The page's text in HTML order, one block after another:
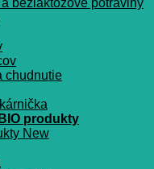
bezlaktózové potraviny
chudnutie
produkty